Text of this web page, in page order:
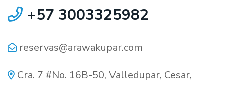
+57 3003325982
reservas@arawakupar.com
Cra. 7 #No. 16B-50, Valledupar, Cesar,